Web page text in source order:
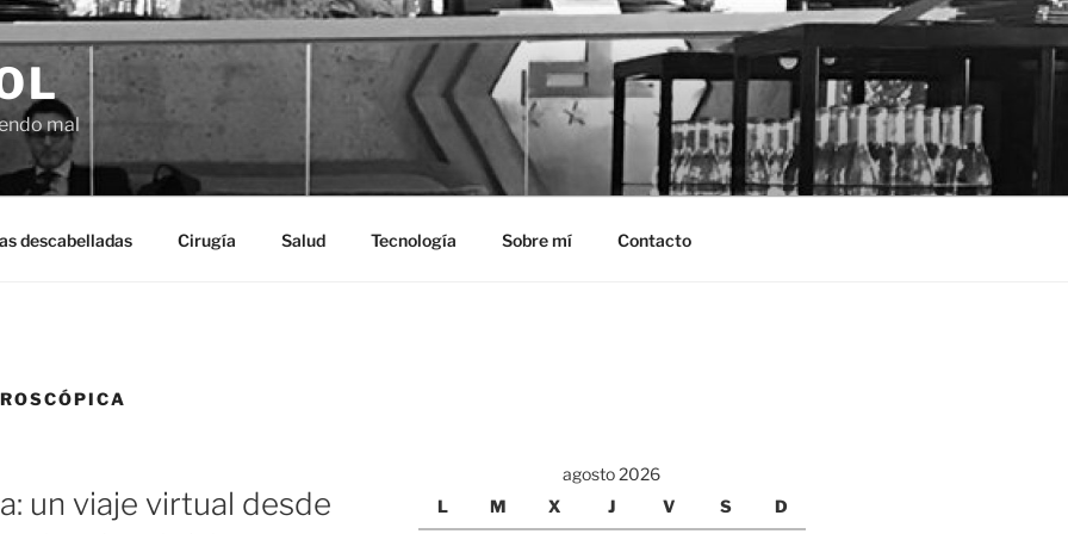
mal
descabelladas Cirugía Salud Tecnología Sobre mí Contacto
un viaje virtual desde
agosto 2026
L
M X J V S D